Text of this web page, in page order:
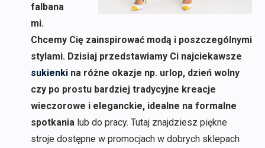
falbana
mi.
Chcemy Cię zainspirować modą i poszczególnymi
stylami. Dzisiaj przedstawiamy Ci najciekawsze
sukienkina różne okazje np. urlop, dzień wolny
czy po prostu bardziej tradycyjne kreacje
wieczorowe i eleganckie, idealne na formalne
spotkanialub do pracy. Tutaj znajdziesz piękne
stroje dostępne w promocjach w dobrych sklepach